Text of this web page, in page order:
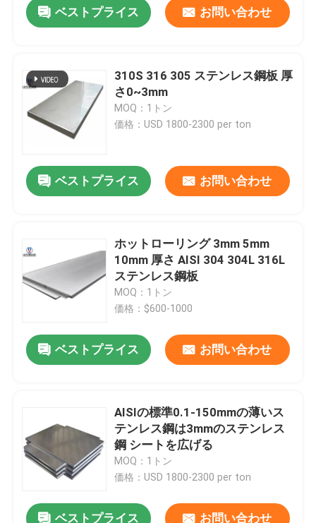
ベストプライス お問い合わせ
310S 316 305 ステンレス鋼板 厚
さ0~3mm
MOQ：1トン
価格：USD 1800-2300 per ton
ベストプライス お問い合わせ
ホットローリング 3mm 5mm
10mm 厚さ AISI 304 304L 316L
ステンレス鋼板
MOQ：1トン
価格：$600-1000
ベストプライス お問い合わせ
AISIの標準0.1-150mmの薄いス
テンレス鋼は3mmのステンレス
鋼 シートを広げる
MOQ：1トン
価格：USD 1800-2300 per ton
ベストプライス お問い合わせ